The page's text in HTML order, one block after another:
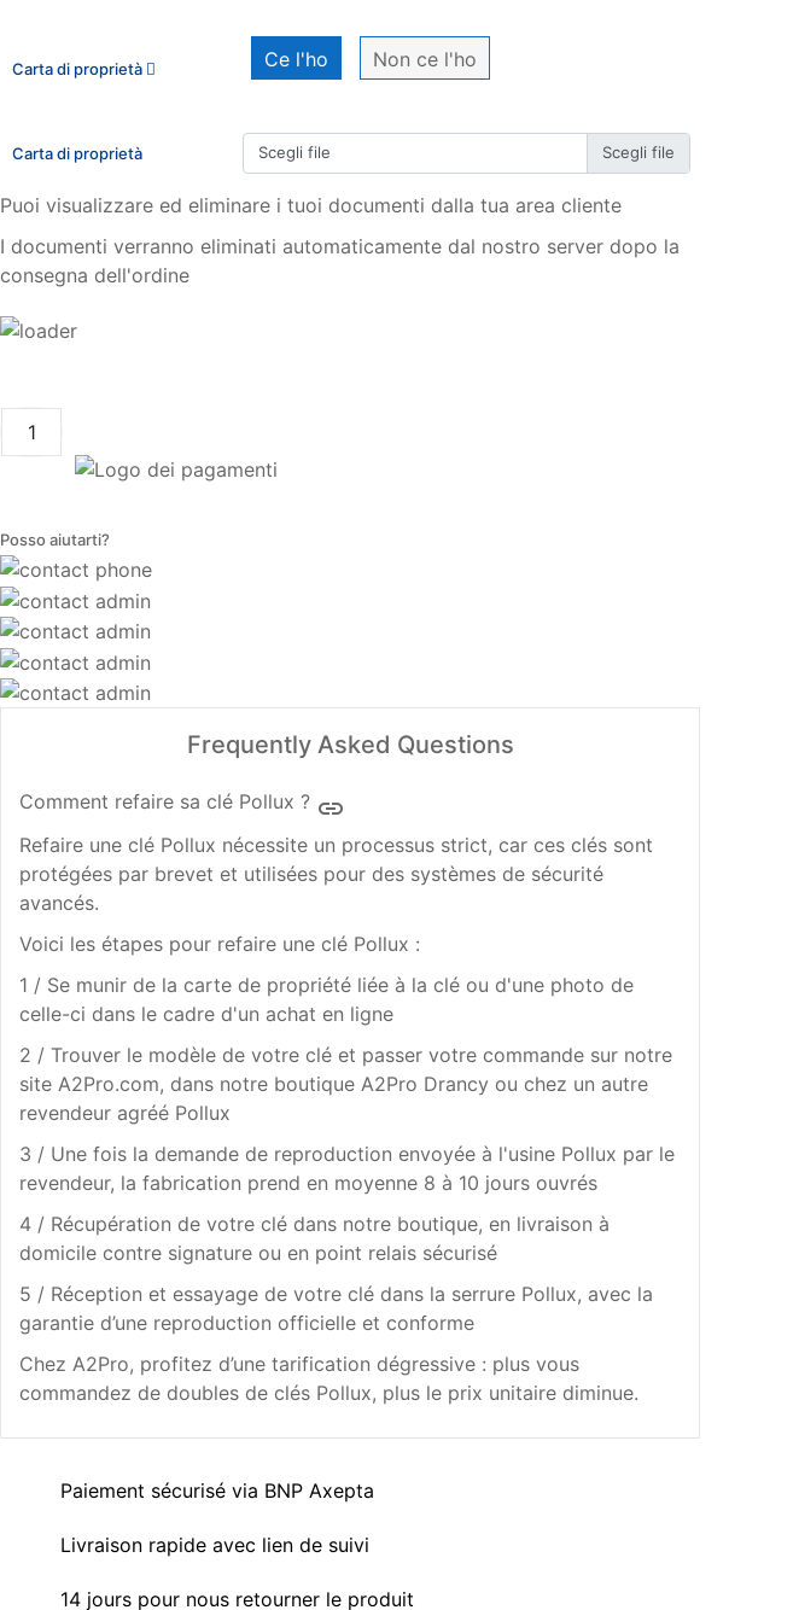
Carta di proprietà Ce l'ho Non ce l'ho
Carta di proprietà Scegli file
Puoi visualizzare ed eliminare i tuoi documenti dalla tua area cliente
I documenti verranno eliminati automaticamente dal nostro server dopo la
consegna dell'ordine
Posso aiutarti?
Frequently Asked Questions
Comment refaire sa clé Pollux ? insert_link
Refaire une clé Pollux nécessite un processus strict, car ces clés sont
protégées par brevet et utilisées pour des systèmes de sécurité
avancés.
Voici les étapes pour refaire une clé Pollux :
1 / Se munir de la carte de propriété liée à la clé ou d'une photo de
celle-ci dans le cadre d'un achat en ligne
2 / Trouver le modèle de votre clé et passer votre commande sur notre
site A2Pro.com, dans notre boutique A2Pro Drancy ou chez un autre
revendeur agréé Pollux
3 / Une fois la demande de reproduction envoyée à l'usine Pollux par le
revendeur, la fabrication prend en moyenne 8 à 10 jours ouvrés
4 / Récupération de votre clé dans notre boutique, en livraison à
domicile contre signature ou en point relais sécurisé
5 / Réception et essayage de votre clé dans la serrure Pollux, avec la
garantie d’une reproduction officielle et conforme
Chez A2Pro, profitez d’une tarification dégressive : plus vous
commandez de doubles de clés Pollux, plus le prix unitaire diminue.
Paiement sécurisé via BNP Axepta
Livraison rapide avec lien de suivi
14 jours pour nous retourner le produit